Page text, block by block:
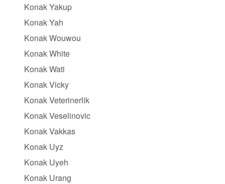
Konak Yakup
Konak Yah
Konak Wouwou
Konak White
Konak Wati
Konak Vicky
Konak Veterinerlik
Konak Veselinovic
Konak Vakkas
Konak Uyz
Konak Uyeh
Konak Urang